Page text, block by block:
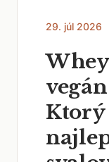
29. júl 2026
Whey
Ktorý